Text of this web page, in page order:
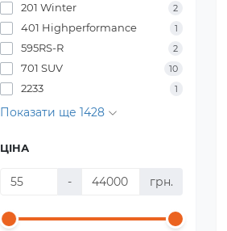
201 Winter 2
401 Highperformance 1
595RS-R 2
701 SUV 10
2233 1
Показати ще 1428
ЦІНА
- грн.